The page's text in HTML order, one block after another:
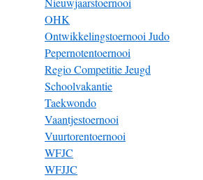
OHK
Ontwikkelingstoernooi Judo
Pepernotentoernooi
Regio Competitie Jeugd
Schoolvakantie
Taekwondo
Vaantjestoernooi
Vuurtorentoernooi
WFJC
WFJJC